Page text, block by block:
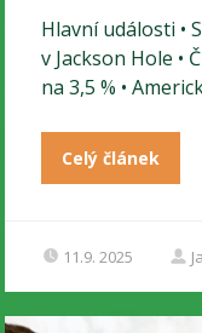
Hlavní události •
v Jackson Hole •
na 3,5 % •
Celý článek
11.9. 2025